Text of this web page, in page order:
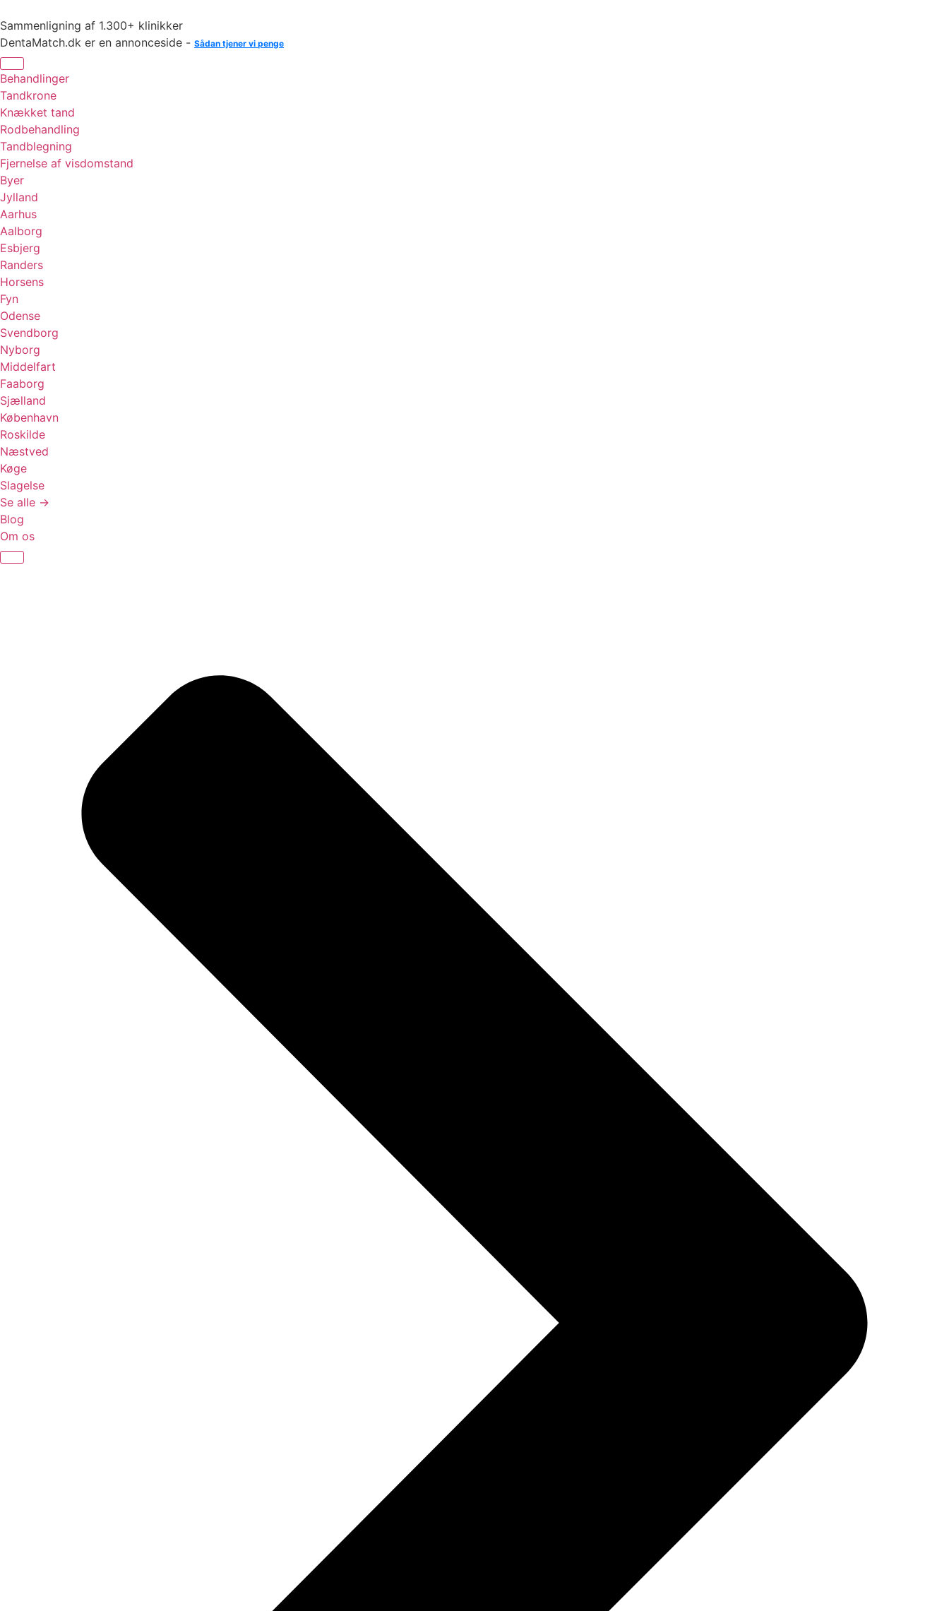
til
indhold
Sammenligning af 1.300+ klinikker
DentaMatch.dk er en annonceside - Sådan tjener vi penge
Behandlinger
Tandkrone
Knækket tand
Rodbehandling
Tandblegning
Fjernelse af visdomstand
Byer
Jylland
Aarhus
Aalborg
Esbjerg
Randers
Horsens
Fyn
Odense
Svendborg
Nyborg
Middelfart
Faaborg
Sjælland
København
Roskilde
Næstved
Køge
Slagelse
Se alle →
Blog
Om os